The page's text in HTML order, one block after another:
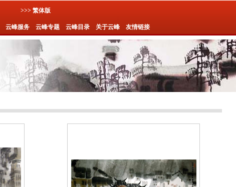
>>> 繁体版
云峰服务 云峰专题 云峰目录 关于云峰 友情链接